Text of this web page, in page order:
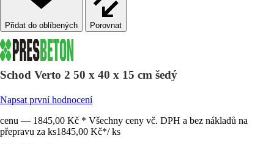
Porovnat
Schod Verto 2 50 x 40 x 15 cm šedý
Napsat první hodnocení
cenu — 1845,00 Kč * Všechny ceny vč. DPH a bez nákladů na
přepravu za ks1845,00 Kč*/ ks